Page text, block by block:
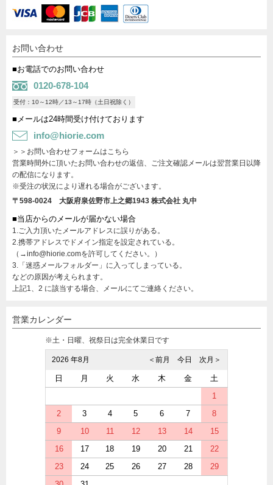
お問い合わせ
■お電話でのお問い合わせ
0120-678-104
受付：10～12時／13～17時（土日祝除く）
■メールは24時間受け付けております
info@hiorie.com
＞＞お問い合わせフォームはこちら
営業時間外に頂いたお問い合わせの返信、ご注文確認メールは翌営業日以降
の配信になります。
※受注の状況により遅れる場合がございます。
〒598-0024 大阪府泉佐野市上之郷1943 株式会社 丸中
■当店からのメールが届かない場合
1.ご入力頂いたメールアドレスに誤りがある。
2.携帯アドレスでドメイン指定を設定されている。
（→info@hiorie.comを許可してください。）
3.「迷惑メールフォルダー」に入ってしまっている。
などの原因が考えられます。
上記1、2 に該当する場合、メールにてご連絡ください。
営業カレンダー
※土・日曜、祝祭日は完全休業日です
2026 年8月 次月＞
今日
＜前月
日 月 火 水 木 金
土
1
2
3 4 5 6 7
8
9
10 11 12 13 14
15
16
17 18 19 20 21
22
23
24 25 26 27 28
29